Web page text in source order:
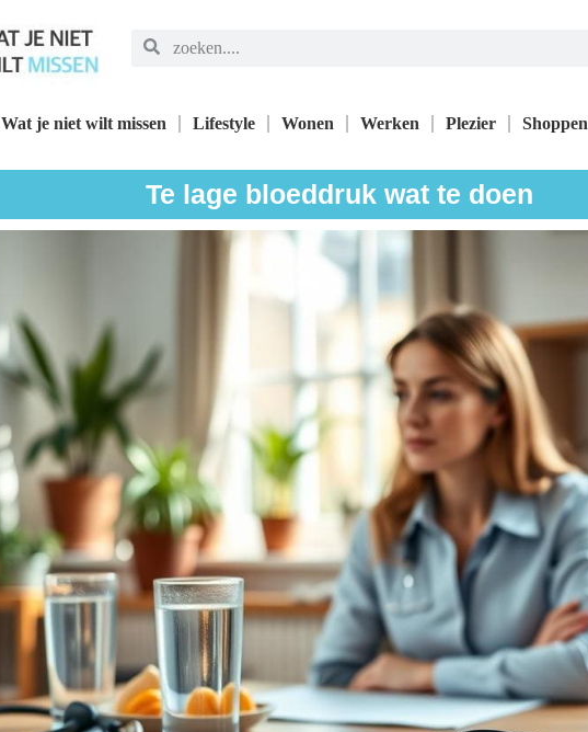
Wat je niet wilt missen Lifestyle Wonen Werken Plezier Shoppen
Te lage bloeddruk wat te doen